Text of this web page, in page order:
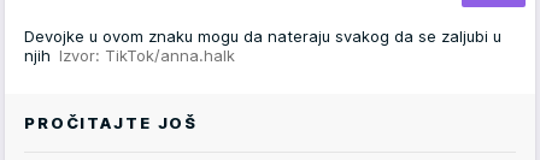
Devojke u ovom znaku mogu da nateraju svakog da se zaljubi u
njih Izvor: TikTok/anna.halk
PROČITAJTE JOŠ